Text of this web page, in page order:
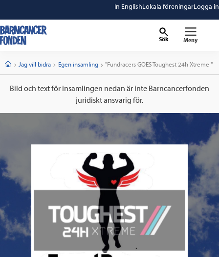
In EnglishLokala föreningarLogga in
Sök Meny
StartJag vill bidra Egen insamling Current:
"Fundracers GOES Toughest 24h Xtreme "
Bild och text för insamlingen nedan är inte Barncancerfonden
juridiskt ansvarig för.